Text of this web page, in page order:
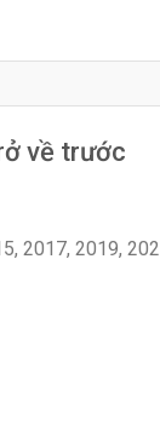
về trước
2017, 2019,